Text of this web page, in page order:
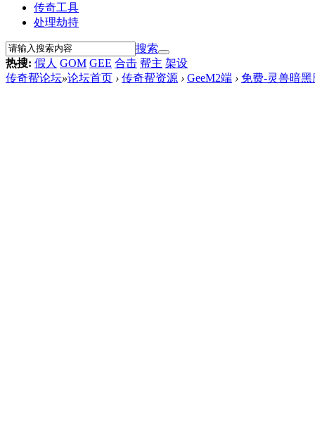
传奇工具
处理劫持
搜索
热搜: 假人 GOM GEE 合击 帮主 架设
传奇帮论坛»论坛首页 › 传奇帮资源 › GeeM2端 › 免费-灵兽暗